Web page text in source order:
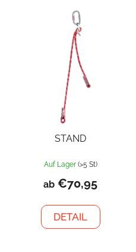
STAND
Auf Lager (>5 St)
ab €70,95
DETAIL